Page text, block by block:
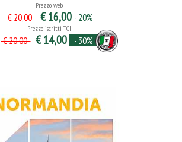
Prezzo web
€ 20,00 € 16,00 - 20%
Prezzo iscritti TCI
€ 20,00 € 14,00 - 30%